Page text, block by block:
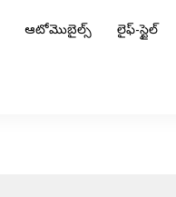
ఆటోమొబైల్స్ లైఫ్-స్టైల్